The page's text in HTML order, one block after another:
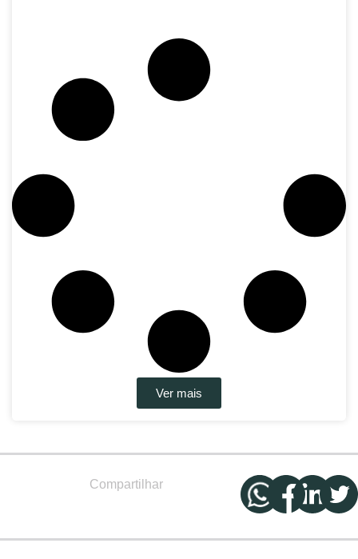
Ver mais
Compartilhar